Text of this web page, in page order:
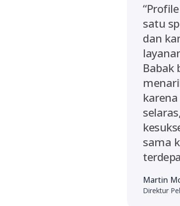
satu
dan
Babak
sama
Martin
Direktur